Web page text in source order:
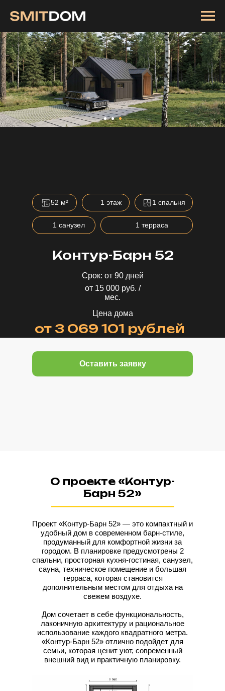
от 3 069 101 рублей
Цена дома
Контур-Барн 52
Срок: от 90 дней
от 15 000 руб. /
мес.
Оставить заявку
52 м² 1 этаж 1 спальня
1 санузел 1 терраса
Проект «Контур-Барн 52» — это компактный и
удобный дом в современном барн-стиле,
продуманный для комфортной жизни за
городом. В планировке предусмотрены 2
спальни, просторная кухня-гостиная, санузел,
сауна, техническое помещение и большая
терраса, которая становится
дополнительным местом для отдыха на
свежем воздухе.
Дом сочетает в себе функциональность,
лаконичную архитектуру и рациональное
использование каждого квадратного метра.
«Контур-Барн 52» отлично подойдет для
семьи, которая ценит уют, современный
внешний вид и практичную планировку.
О проекте «Контур-
Барн 52»